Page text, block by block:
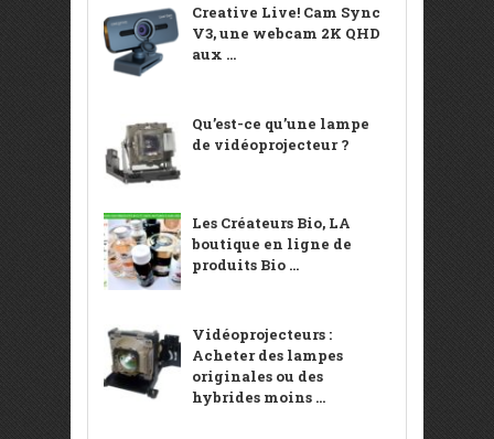
Creative Live! Cam Sync
V3, une webcam 2K QHD
aux ...
Qu’est-ce qu’une lampe
de vidéoprojecteur ?
Les Créateurs Bio, LA
boutique en ligne de
produits Bio ...
Vidéoprojecteurs :
Acheter des lampes
originales ou des
hybrides moins ...